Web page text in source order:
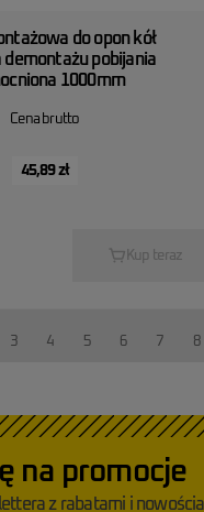
do opon kół
demontażu pobijania
1000mm
Cena brutto
45,89 zł
Kup teraz
3 4 5 6 7 8
na promocje
z rabatami i